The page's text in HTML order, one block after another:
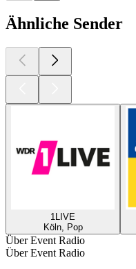
Ähnliche Sender
1LIVE
Köln, Pop
Über Event Radio
Über Event Radio